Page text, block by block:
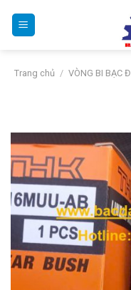
Trang chủ / VÒNG BI BẠC